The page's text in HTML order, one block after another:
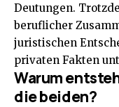
Deutungen.
beruflicher
juristischen
privaten Fakten
Warum
die beiden?